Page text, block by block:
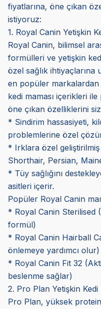
fiyatlarına, öne çıkan
istiyoruz:
1. Royal Canin Yetişkin
Royal Canin, bilimsel
formülleri ve yetişkin
özel sağlık
en popüler
kedi maması içerikleri
öne çıkan özelliklerini
* Sindirim hassasiyeti,
problemlerine özel
* Irklara özel
Shorthair, Persian,
* Tüy sağlığını
asitleri içerir.
Popüler Royal Canin
* Royal Canin Sterilised
formül)
* Royal Canin Hairball
önlemeye yardımcı olur)
* Royal Canin Fit 32
beslenme sağlar)
2. Pro Plan Yetişkin Kedi
Pro Plan, yüksek protein